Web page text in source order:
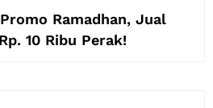
Ramadhan, Jual
10 Ribu Perak!